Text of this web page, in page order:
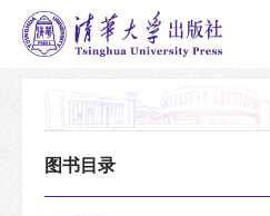
图书目录